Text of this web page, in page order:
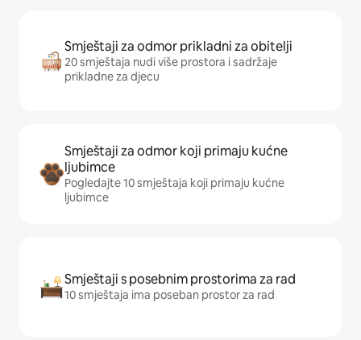
Smještaji za odmor prikladni za obitelji
20 smještaja nudi više prostora i sadržaje
prikladne za djecu
Smještaji za odmor koji primaju kućne
ljubimce
Pogledajte 10 smještaja koji primaju kućne
ljubimce
Smještaji s posebnim prostorima za rad
10 smještaja ima poseban prostor za rad